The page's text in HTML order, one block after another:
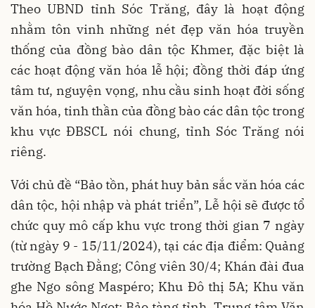
Theo UBND tỉnh Sóc Trăng, đây là hoạt động
nhằm tôn vinh những nét đẹp văn hóa truyền
thống của đồng bào dân tộc Khmer, đặc biệt là
các hoạt động văn hóa lễ hội; đồng thời đáp ứng
tâm tư, nguyện vọng, nhu cầu sinh hoạt đời sống
văn hóa, tinh thần của đồng bào các dân tộc trong
khu vực ĐBSCL nói chung, tỉnh Sóc Trăng nói
riêng.
Với chủ đề “Bảo tồn, phát huy bản sắc văn hóa các
dân tộc, hội nhập và phát triển”, Lễ hội sẽ được tổ
chức quy mô cấp khu vực trong thời gian 7 ngày
(từ ngày 9 - 15/11/2024), tại các địa điểm: Quảng
trường Bạch Đằng; Công viên 30/4; Khán đài đua
ghe Ngo sông Maspéro; Khu Đô thị 5A; Khu văn